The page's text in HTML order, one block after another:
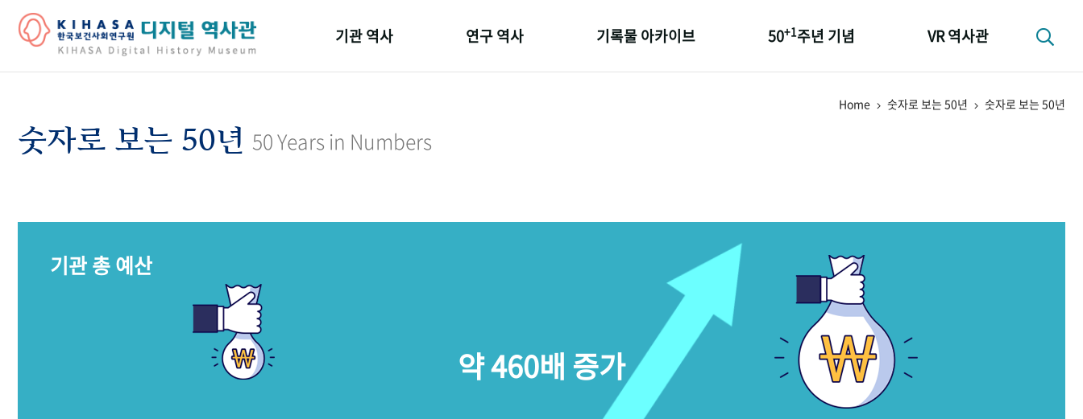
기관 역사 연구 역사 기록물 아카이브 50+1주년 기념 VR 역사관
Home 숫자로 보는 50년 숫자로 보는 50년
숫자로 보는 50년 50 Years in Numbers
기관 총 예산
약 460배 증가